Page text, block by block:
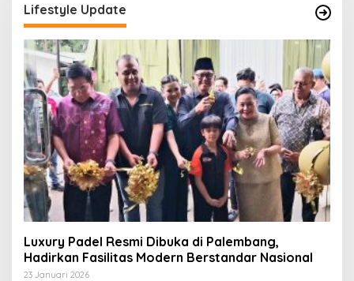
Lifestyle Update
Luxury Padel Resmi Dibuka di Palembang,
Hadirkan Fasilitas Modern Berstandar Nasional
23 Januari 2026